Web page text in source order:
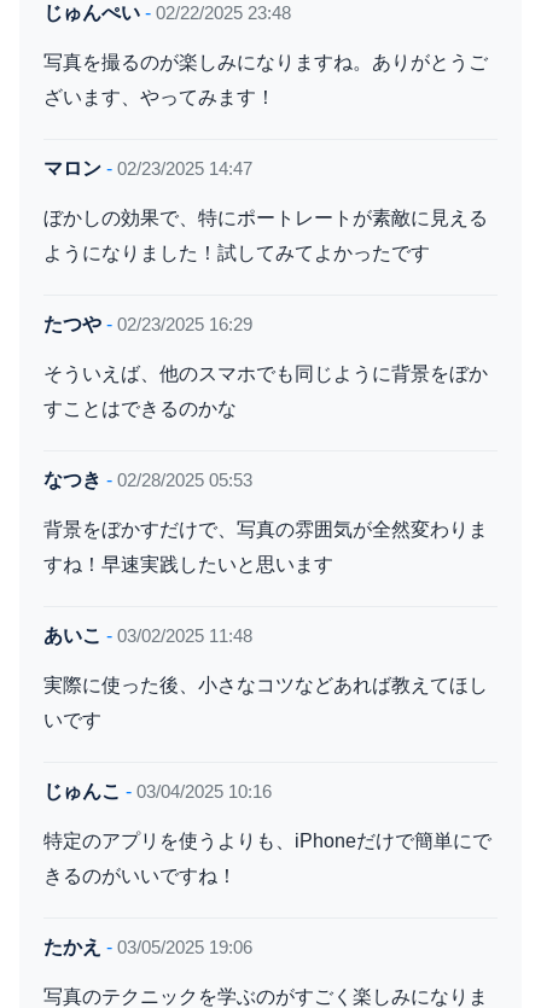
じゅんぺい - 02/22/2025 23:48
写真を撮るのが楽しみになりますね。ありがとうご
ざいます、やってみます！
マロン - 02/23/2025 14:47
ぼかしの効果で、特にポートレートが素敵に見える
ようになりました！試してみてよかったです
たつや - 02/23/2025 16:29
そういえば、他のスマホでも同じように背景をぼか
すことはできるのかな
なつき - 02/28/2025 05:53
背景をぼかすだけで、写真の雰囲気が全然変わりま
すね！早速実践したいと思います
あいこ - 03/02/2025 11:48
実際に使った後、小さなコツなどあれば教えてほし
いです
じゅんこ - 03/04/2025 10:16
特定のアプリを使うよりも、iPhoneだけで簡単にで
きるのがいいですね！
たかえ - 03/05/2025 19:06
写真のテクニックを学ぶのがすごく楽しみになりま